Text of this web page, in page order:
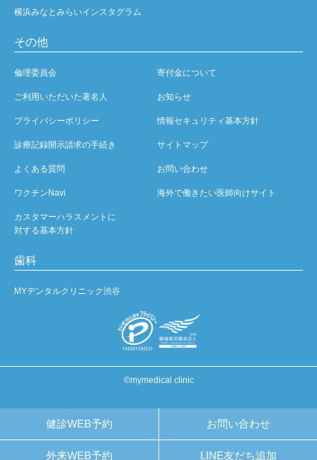
健診WEB予約 お問い合わせ
外来WEB予約 LINE友だち追加
横浜みなとみらいインスタグラム
その他
倫理委員会 寄付金について
ご利用いただいた著名人 お知らせ
プライバシーポリシー 情報セキュリティ基本方針
診療記録開示請求の手続き サイトマップ
よくある質問 お問い合わせ
ワクチンNavi 海外で働きたい医師向けサイト
カスタマーハラスメントに
対する基本方針
歯科
MYデンタルクリニック渋谷
©mymedical clinic